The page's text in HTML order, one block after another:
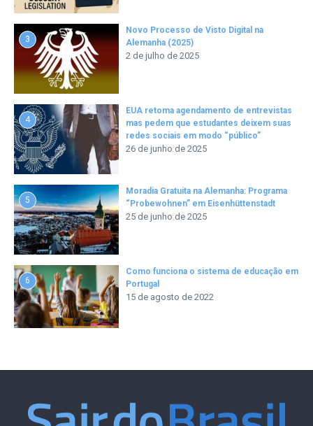
3
Novo Processo de Visto Digital na
Alemanha (2025)
2 de julho de 2025
4
EUA retoma agendamento de entrevistas
mas pedem que estudantes deixem suas
redes sociais em modo “público”
26 de junho de 2025
5
Moradia Gratuita na Alemanha: Programa
“Probewohnen” em Eisenhüttenstadt
25 de junho de 2025
6
Como funciona o sistema de educação em
Portugal
15 de agosto de 2022